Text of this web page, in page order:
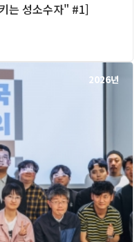
는 성소수자" #1]
2026년